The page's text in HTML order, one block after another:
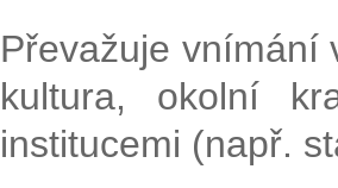
Převažuje vnímání
kultura, okolní
institucemi (např.